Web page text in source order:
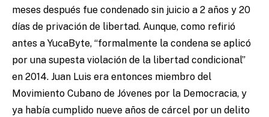
meses después fue condenado sin juicio a 2 años y 20
días de privación de libertad. Aunque, como refirió
antes a YucaByte, “formalmente la condena se aplicó
por una supesta violación de la libertad condicional”
en 2014. Juan Luis era entonces miembro del
Movimiento Cubano de Jóvenes por la Democracia, y
ya había cumplido nueve años de cárcel por un delito